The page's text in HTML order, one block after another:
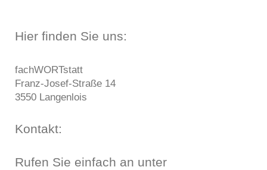
Hier finden Sie uns:
fachWORTstatt
Franz-Josef-Straße 14
3550 Langenlois
Kontakt:
Rufen Sie einfach an unter